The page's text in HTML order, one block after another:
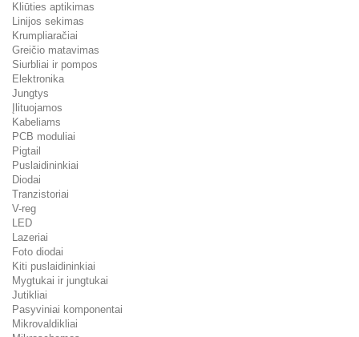
Kliūties aptikimas
Linijos sekimas
Krumpliaračiai
Greičio matavimas
Siurbliai ir pompos
Elektronika
Jungtys
Įlituojamos
Kabeliams
PCB moduliai
Pigtail
Puslaidininkiai
Diodai
Tranzistoriai
V-reg
LED
Lazeriai
Foto diodai
Kiti puslaidininkiai
Mygtukai ir jungtukai
Jutikliai
Pasyviniai komponentai
Mikrovaldikliai